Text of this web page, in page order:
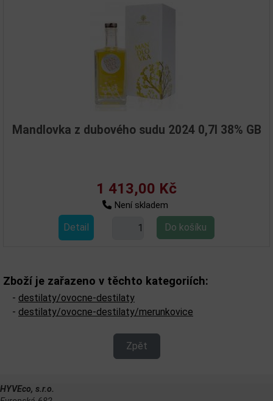
Mandlovka z dubového sudu 2024 0,7l 38% GB
1 413,00 Kč
Není skladem
Detail
Zboží je zařazeno v těchto kategoriích:
- destilaty/ovocne-destilaty
- destilaty/ovocne-destilaty/merunkovice
Zpět
HYVEco, s.r.o.